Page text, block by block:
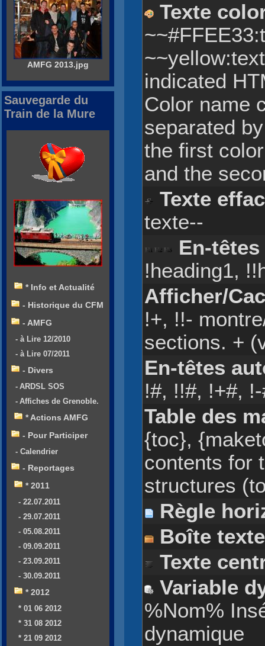
Texte
indicated
Color name
separated
the first
and the
Texte
texte--
En-têtes
!heading1,
Afficher/
!+, !!-
sections. +
En-têtes
!#, !!#, !+#,
Table des
{toc},
contents for
structures
Règle
Boîte texte
Texte
Variable
%Nom%
dynamique
AMFG 2013.jpg
Sauvegarde du
Train de la Mure
* Info et Actualité
- Historique du CFM
- AMFG
- à Lire 12/2010
- à Lire 07/2011
- Divers
- ARDSL SOS
- Affiches de Grenoble.
* Actions AMFG
- Pour Participer
- Calendrier
- Reportages
* 2011
- 22.07.2011
- 29.07.2011
- 05.08.2011
- 09.09.2011
- 23.09.2011
- 30.09.2011
* 2012
* 01 06 2012
* 31 08 2012
* 21 09 2012